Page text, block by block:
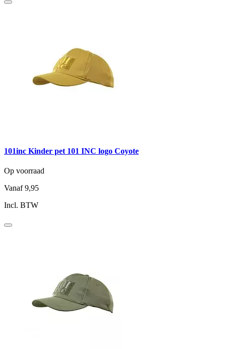
101inc Kinder pet 101 INC logo Coyote
Op voorraad
Vanaf 9,95
Incl. BTW